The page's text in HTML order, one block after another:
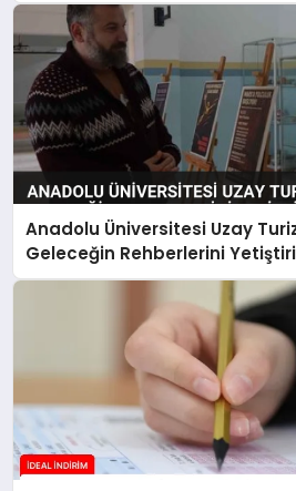
Anadolu Üniversitesi Uzay
Geleceğin Rehberlerini